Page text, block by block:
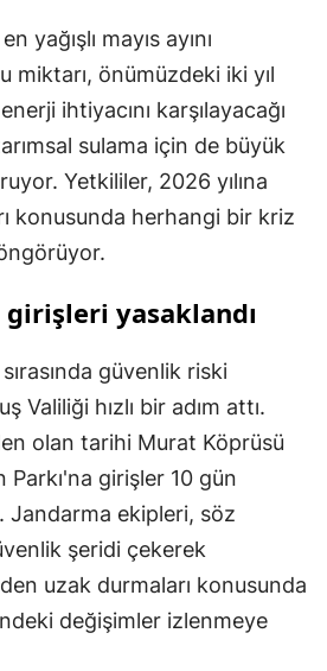
yağışlı mayıs ayını
miktarı, önümüzdeki iki yıl
ihtiyacını karşılayacağı
sulama için de büyük
Yetkililer, 2026 yılına
konusunda herhangi bir kriz
yasaklandı
güvenlik riski
Valiliği hızlı bir adım attı.
olan tarihi Murat Köprüsü
Parkı'na girişler 10 gün
Jandarma ekipleri, söz
şeridi çekerek
uzak durmaları konusunda
değişimler izlenmeye